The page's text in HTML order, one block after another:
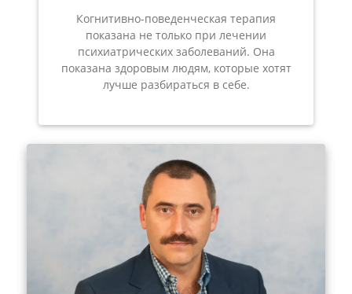
Когнитивно-поведенческая терапия
показана не только при лечении
психиатрических заболеваний. Она
показана здоровым людям, которые хотят
лучше разбираться в себе.